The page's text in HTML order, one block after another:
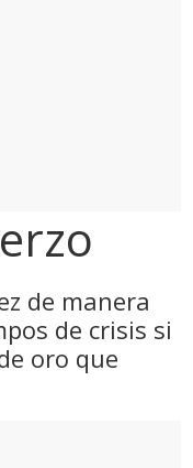
de manera
de crisis si
oro que